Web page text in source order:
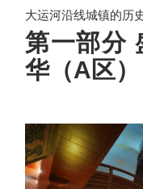
大运河沿线城镇的历
第一部分
华（A区）